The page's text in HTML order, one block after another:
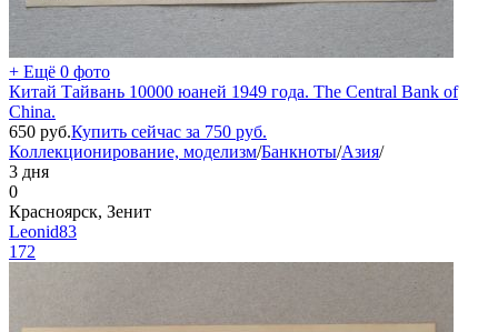
+ Ещё 0 фото
Китай Тайвань 10000 юаней 1949 года. The Central Bank of
China.
650 руб.Купить сейчас за 750 руб.
Коллекционирование, моделизм/Банкноты/Азия/
3 дня
0
Красноярск, Зенит
Leonid83
172